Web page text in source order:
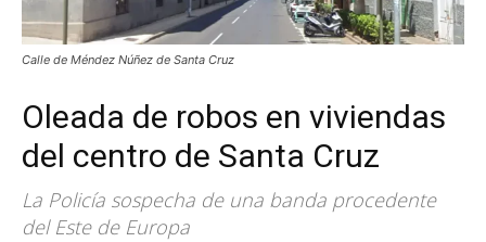
Calle de Méndez Núñez de Santa Cruz
Oleada de robos en viviendas
del centro de Santa Cruz
La Policía sospecha de una banda procedente
del Este de Europa